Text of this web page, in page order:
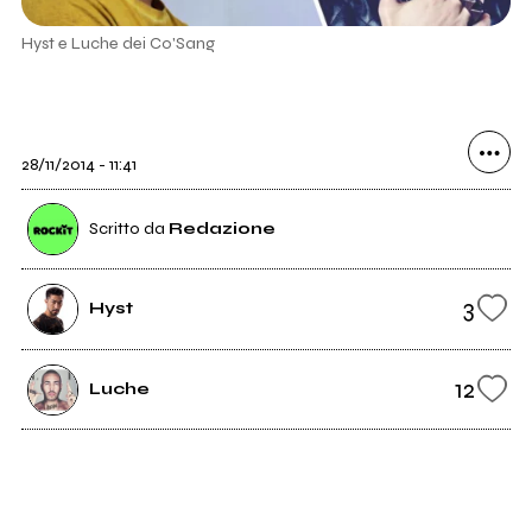
Hyst e Luche dei Co'Sang
28/11/2014 - 11:41
Scritto da Redazione
Hyst 3
Luche 12